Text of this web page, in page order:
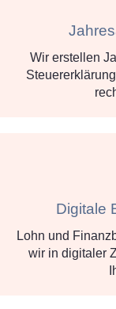
Wir erstellen
Digitale
Lohn und
wir in digitaler